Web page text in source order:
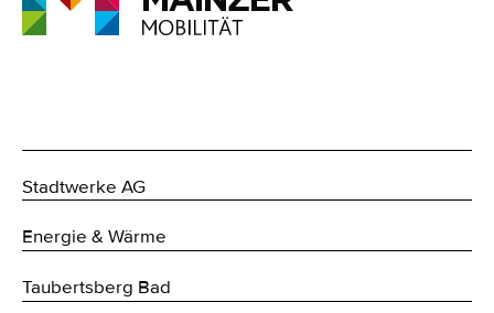
Stadtwerke AG
Energie & Wärme
Taubertsberg Bad